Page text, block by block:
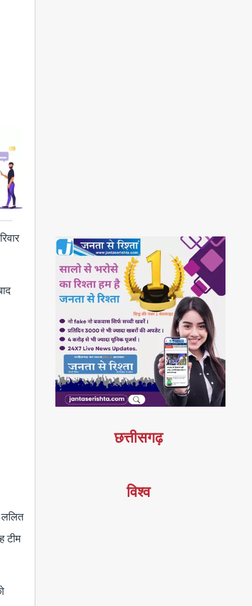
ललित
टीम
छत्तीसगढ़
विश्व